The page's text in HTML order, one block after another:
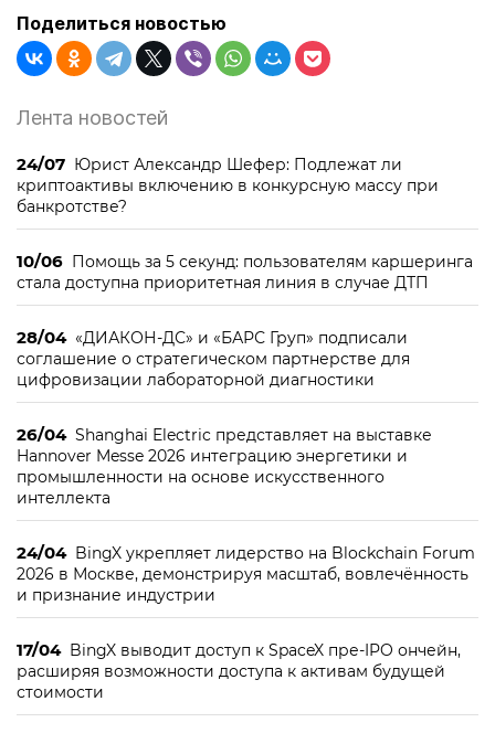
Поделиться новостью
Лента новостей
24/07 Юрист Александр Шефер: Подлежат ли
криптоактивы включению в конкурсную массу при
банкротстве?
10/06 Помощь за 5 секунд: пользователям каршеринга
стала доступна приоритетная линия в случае ДТП
28/04 «ДИАКОН-ДС» и «БАРС Груп» подписали
соглашение о стратегическом партнерстве для
цифровизации лабораторной диагностики
26/04 Shanghai Electric представляет на выставке
Hannover Messe 2026 интеграцию энергетики и
промышленности на основе искусственного
интеллекта
24/04 BingX укрепляет лидерство на Blockchain Forum
2026 в Москве, демонстрируя масштаб, вовлечённость
и признание индустрии
17/04 BingX выводит доступ к SpaceX пре-IPO ончейн,
расширяя возможности доступа к активам будущей
стоимости